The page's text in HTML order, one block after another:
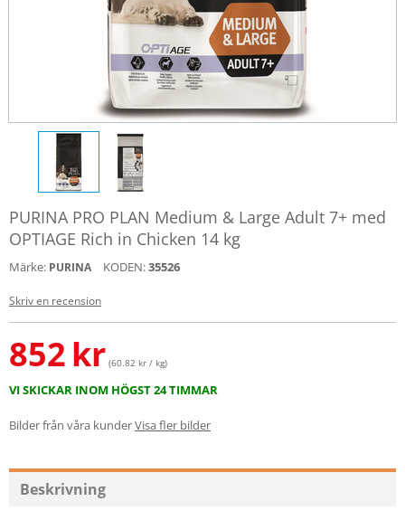
PURINA PRO PLAN Medium & Large Adult 7+ med
OPTIAGE Rich in Chicken 14 kg
Märke: PURINA KODEN:35526
Skriv en recension
852kr (60.82 kr / kg)
VI SKICKAR INOM HÖGST 24 TIMMAR
Bilder från våra kunderVisa fler bilder
Beskrivning